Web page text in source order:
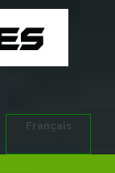
Français